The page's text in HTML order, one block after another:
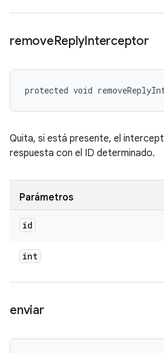
removeReplyInterceptor
protected void
Quita, si está presente, el
respuesta con el ID determinado.
Parámetros
id
int
enviar